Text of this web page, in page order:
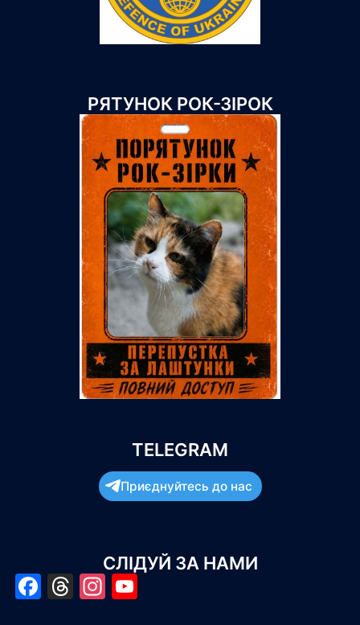
РЯТУНОК РОК-ЗІРОК
TELEGRAM
Приєднуйтесь до нас
СЛІДУЙ ЗА НАМИ
Facebook
Threads
Instagram